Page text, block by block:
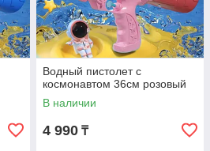
Водный пистолет с
космонавтом 36см розовый
В наличии
4 990 ₸